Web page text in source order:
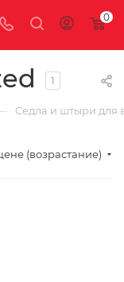
0
1
Седла и штыри для
(возрастание)